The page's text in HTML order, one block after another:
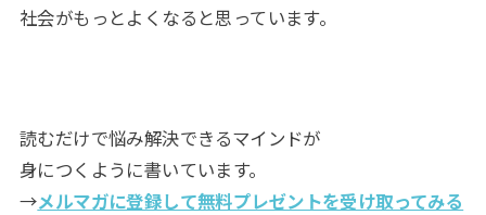
社会がもっとよくなると思っています。
読むだけで悩み解決できるマインドが
身につくように書いています。
→メルマガに登録して無料プレゼントを受け取ってみる